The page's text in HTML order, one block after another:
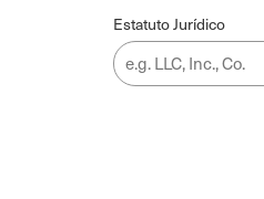
Estatuto Jurídico